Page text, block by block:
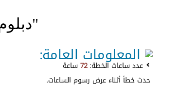
المعلومات العامة:
عدد ساعات الخطة:72ساعة
حدث خطأ أثناء عرض رسوم الساعات.